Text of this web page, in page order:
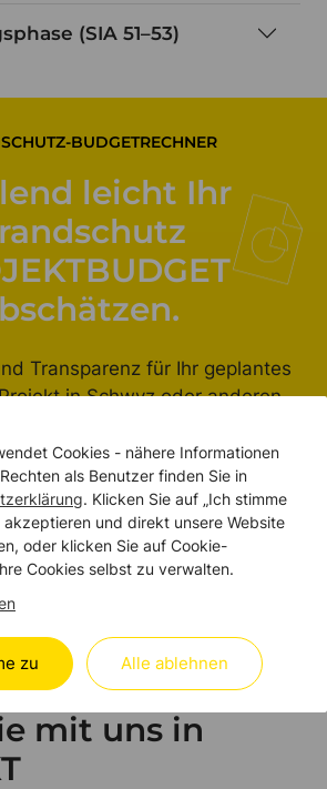
(SIA 51–53)
BUDGETRECHNER
leicht Ihr
Transparenz für Ihr geplantes
in Schwyz oder anderen
Minuten.
erleben
mit uns in
Cookies - nähere Informationen
als Benutzer finden Sie in
. Klicken Sie auf „Ich stimme
akzeptieren und direkt unsere Website
oder klicken Sie auf Cookie-
Cookies selbst zu verwalten.
zu Alle ablehnen